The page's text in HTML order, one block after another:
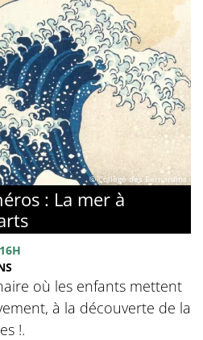
© Collège des Bernardins
: La mer à
où les enfants mettent
à la découverte de la
!.